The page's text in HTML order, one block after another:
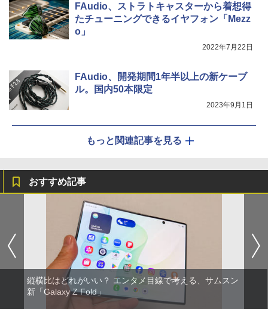
FAudio、ストラトキャスターから着想得
たチューニングできるイヤフォン「Mezz
o」
2022年7月22日
FAudio、開発期間1年半以上の新ケーブ
ル。国内50本限定
2023年9月1日
もっと関連記事を見る
おすすめ記事
縦横比はどれがいい？ エンタメ目線で考える、サムスン
新「Galaxy Z Fold」